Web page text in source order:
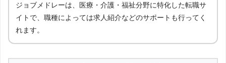
［解説5］転職エージェントは、企業が欲しい人材と転職希望者が合致
している求人を紹介しているため、内定をもらいやすくなります。
ジョブメドレーは、医療・介護・福祉分野に特化した転職サ
イトで、職種によっては求人紹介などのサポートも行ってく
れます。